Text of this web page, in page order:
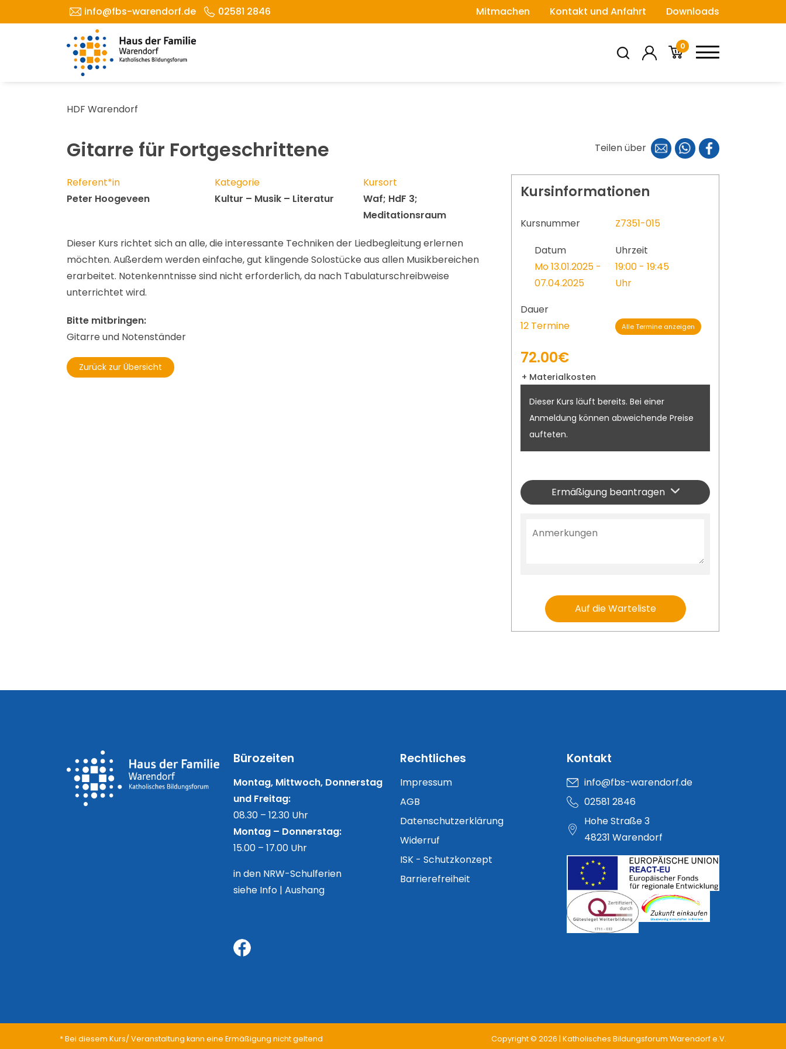
info@fbs-warendorf.de 02581 2846 Mitmachen Kontakt und Anfahrt Downloads
0
HDF Warendorf
Gitarre für Fortgeschrittene Teilen über
Referent*in
Peter Hoogeveen
Kategorie
Kultur – Musik – Literatur
Kursort
Waf; HdF 3;
Meditationsraum
Dieser Kurs richtet sich an alle, die interessante Techniken der Liedbegleitung erlernen
möchten. Außerdem werden einfache, gut klingende Solostücke aus allen Musikbereichen
erarbeitet. Notenkenntnisse sind nicht erforderlich, da nach Tabulaturschreibweise
unterrichtet wird.
Bitte mitbringen:
Gitarre und Notenständer
Zurück zur Übersicht
Kursinformationen
Kursnummer
Z7351-015
Datum
Mo 13.01.2025 -
07.04.2025
Uhrzeit
19:00 - 19:45
Uhr
Dauer
12 Termine
Alle Termine anzeigen
72.00€
+ Materialkosten
Dieser Kurs läuft bereits. Bei einer
Anmeldung können abweichende Preise
aufteten.
Ermäßigung beantragen
Auf die Warteliste
Bürozeiten
Montag, Mittwoch, Donnerstag
und Freitag:
08.30 – 12.30 Uhr
Montag – Donnerstag:
15.00 – 17.00 Uhr
in den NRW-Schulferien
siehe Info | Aushang
Rechtliches
Impressum
AGB
Datenschutzerklärung
Widerruf
ISK - Schutzkonzept
Barrierefreiheit
Kontakt
info@fbs-warendorf.de
02581 2846
Hohe Straße 3
48231 Warendorf
* Bei diesem Kurs/ Veranstaltung kann eine Ermäßigung nicht geltend
Copyright © 2026 | Katholisches Bildungsforum Warendorf e.V.